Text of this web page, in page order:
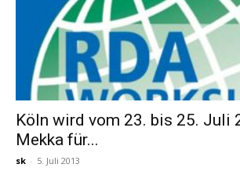
und
Köln wird vom 23. bis 25. Juli
Mekka für...
sk - 5. Juli 2013